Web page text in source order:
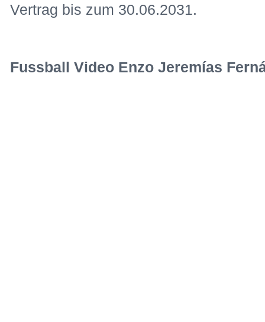
Vertrag bis zum 30.06.2031.
Fussball Video Enzo Jeremías